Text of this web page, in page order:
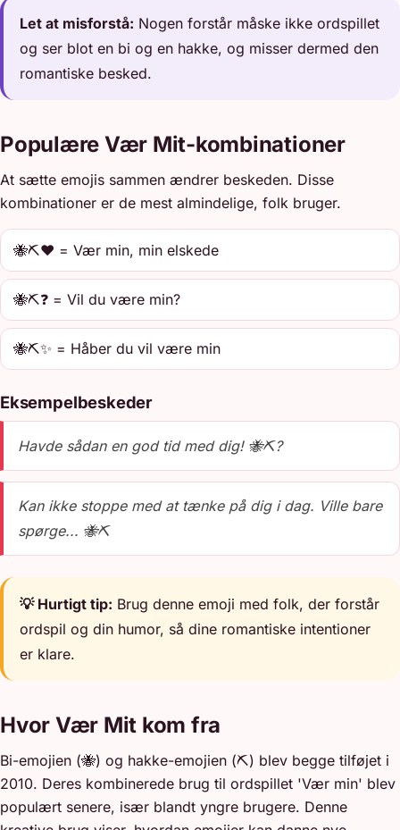
Let at misforstå: Nogen forstår måske ikke ordspillet
og ser blot en bi og en hakke, og misser dermed den
romantiske besked.
Populære Vær Mit-kombinationer
At sætte emojis sammen ændrer beskeden. Disse
kombinationer er de mest almindelige, folk bruger.
🐝⛏️❤️ = Vær min, min elskede
🐝⛏️❓ = Vil du være min?
🐝⛏️✨ = Håber du vil være min
Eksempelbeskeder
Havde sådan en god tid med dig! 🐝⛏️?
Kan ikke stoppe med at tænke på dig i dag. Ville bare
spørge... 🐝⛏️
💡 Hurtigt tip: Brug denne emoji med folk, der forstår
ordspil og din humor, så dine romantiske intentioner
er klare.
Hvor Vær Mit kom fra
Bi-emojien (🐝) og hakke-emojien (⛏️) blev begge tilføjet i
2010. Deres kombinerede brug til ordspillet 'Vær min' blev
populært senere, især blandt yngre brugere. Denne